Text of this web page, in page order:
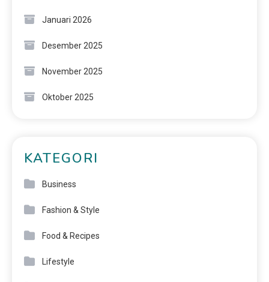
Januari 2026
Desember 2025
November 2025
Oktober 2025
KATEGORI
Business
Fashion & Style
Food & Recipes
Lifestyle